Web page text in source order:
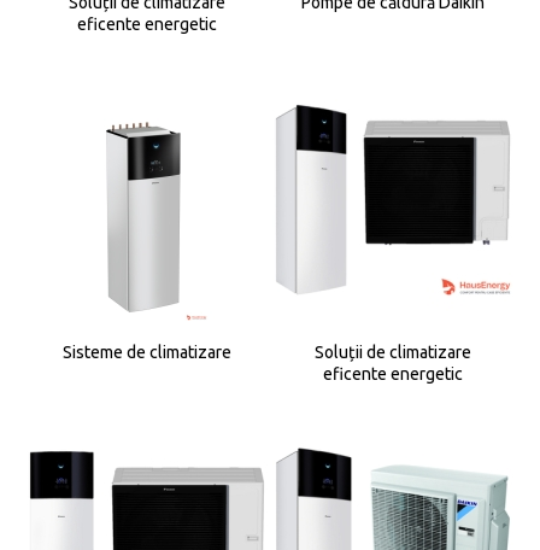
eficente energetic
Sisteme de climatizare
Soluții de climatizare
eficente energetic